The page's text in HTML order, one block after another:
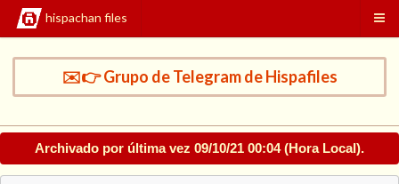
hispachan files
✉️👉 Grupo de Telegram de Hispafiles
Archivado por última vez 09/10/21 00:04(Hora Local).